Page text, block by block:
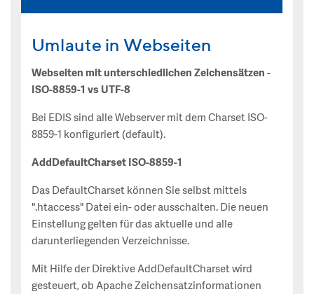
Umlaute in Webseiten
Webseiten mit unterschiedlichen Zeichensätzen -
ISO-8859-1 vs UTF-8
Bei EDIS sind alle Webserver mit dem Charset ISO-
8859-1 konfiguriert (default).
AddDefaultCharset ISO-8859-1
Das DefaultCharset können Sie selbst mittels
".htaccess" Datei ein- oder ausschalten. Die neuen
Einstellung gelten für das aktuelle und alle
darunterliegenden Verzeichnisse.
Mit Hilfe der Direktive AddDefaultCharset wird
gesteuert, ob Apache Zeichensatzinformationen